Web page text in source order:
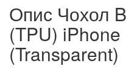
Опис Чохол
(TPU)
(Transparent)